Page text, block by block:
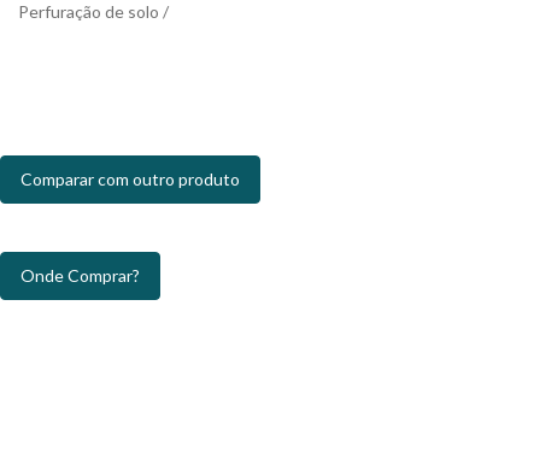
Perfuração de solo /
Comparar com outro produto
Onde Comprar?